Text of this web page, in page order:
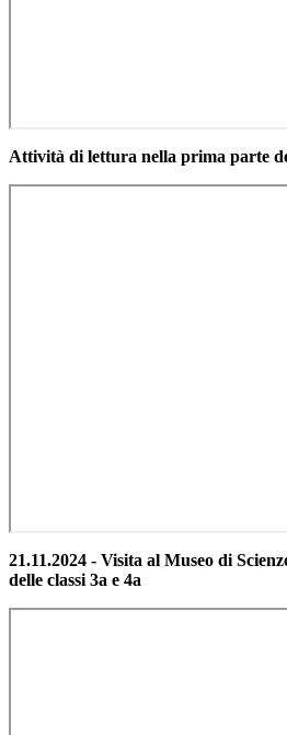
Attività di lettura nella prima parte
21.11.2024 - Visita al Museo di
delle classi 3a e 4a